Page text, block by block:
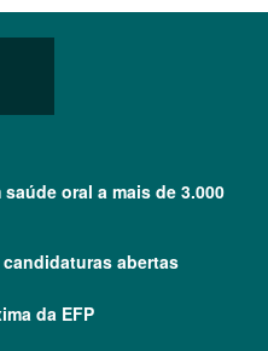
oral a mais de 3.000
candidaturas abertas
da EFP